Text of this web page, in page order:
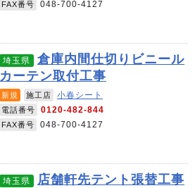
FAX番号 048-700-4127
埼玉県
倉庫内間仕切りビニール
カーテン取付工事
新規 施工店 小春シート
電話番号 0120-482-844
FAX番号 048-700-4127
埼玉県 店舗軒先テント張替工事